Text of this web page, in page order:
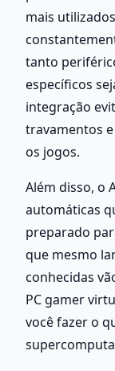
mais
tanto
específicos
integração
travamentos
os jogos.
Além disso, o
automáticas
preparado
que mesmo
conhecidas
PC gamer
você fazer o